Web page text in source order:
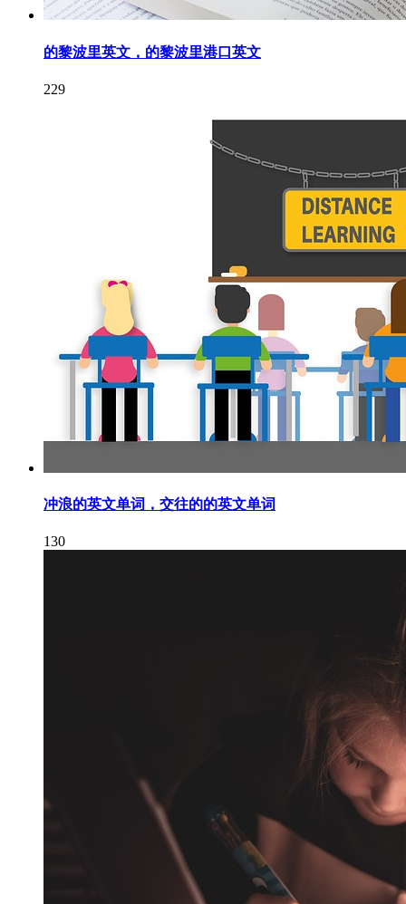
的黎波里英文，的黎波里港口英文
229
冲浪的英文单词，交往的的英文单词
130